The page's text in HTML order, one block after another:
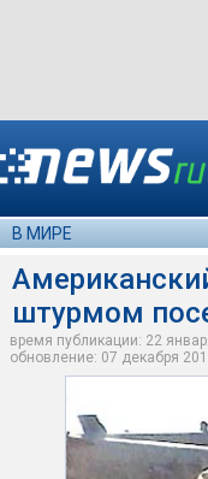
В МИРЕ
штурмом
время публикации: 22
обновление: 07 декабря